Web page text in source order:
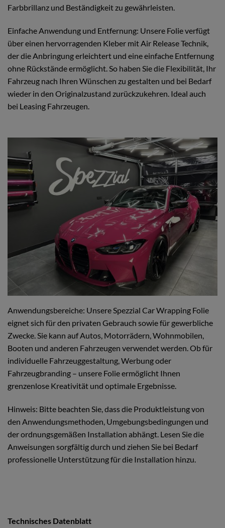
Farbbrillanz und Beständigkeit zu gewährleisten.
Einfache Anwendung und Entfernung: Unsere Folie verfügt
über einen hervorragenden Kleber mit Air Release Technik,
der die Anbringung erleichtert und eine einfache Entfernung
ohne Rückstände ermöglicht. So haben Sie die Flexibilität, Ihr
Fahrzeug nach Ihren Wünschen zu gestalten und bei Bedarf
wieder in den Originalzustand zurückzukehren. Ideal auch
bei Leasing Fahrzeugen.
Anwendungsbereiche: Unsere Spezzial Car Wrapping Folie
eignet sich für den privaten Gebrauch sowie für gewerbliche
Zwecke. Sie kann auf Autos, Motorrädern, Wohnmobilen,
Booten und anderen Fahrzeugen verwendet werden. Ob für
individuelle Fahrzeuggestaltung, Werbung oder
Fahrzeugbranding – unsere Folie ermöglicht Ihnen
grenzenlose Kreativität und optimale Ergebnisse.
Hinweis: Bitte beachten Sie, dass die Produktleistung von
den Anwendungsmethoden, Umgebungsbedingungen und
der ordnungsgemäßen Installation abhängt. Lesen Sie die
Anweisungen sorgfältig durch und ziehen Sie bei Bedarf
professionelle Unterstützung für die Installation hinzu.
Technisches Datenblatt